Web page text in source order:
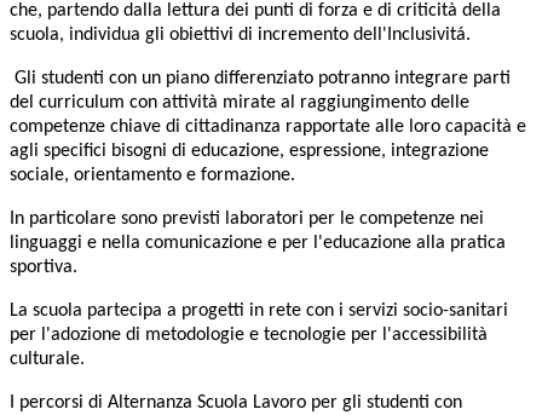
che, partendo dalla lettura dei punti di forza e di criticità della
scuola, individua gli obiettivi di incremento dell'Inclusivitá.
Gli studenti con un piano differenziato potranno integrare parti
del curriculum con attività mirate al raggiungimento delle
competenze chiave di cittadinanza rapportate alle loro capacità e
agli specifici bisogni di educazione, espressione, integrazione
sociale, orientamento e formazione.
In particolare sono previsti laboratori per le competenze nei
linguaggi e nella comunicazione e per l'educazione alla pratica
sportiva.
La scuola partecipa a progetti in rete con i servizi socio-sanitari
per l'adozione di metodologie e tecnologie per l'accessibilità
culturale.
I percorsi di Alternanza Scuola Lavoro per gli studenti con